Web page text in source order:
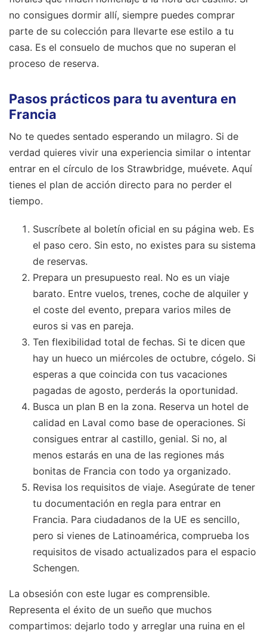
no consigues dormir allí, siempre puedes comprar
parte de su colección para llevarte ese estilo a tu
casa. Es el consuelo de muchos que no superan el
proceso de reserva.
Pasos prácticos para tu aventura en
Francia
No te quedes sentado esperando un milagro. Si de
verdad quieres vivir una experiencia similar o intentar
entrar en el círculo de los Strawbridge, muévete. Aquí
tienes el plan de acción directo para no perder el
tiempo.
Suscríbete al boletín oficial en su página web. Es
el paso cero. Sin esto, no existes para su sistema
de reservas.
Prepara un presupuesto real. No es un viaje
barato. Entre vuelos, trenes, coche de alquiler y
el coste del evento, prepara varios miles de
euros si vas en pareja.
Ten flexibilidad total de fechas. Si te dicen que
hay un hueco un miércoles de octubre, cógelo. Si
esperas a que coincida con tus vacaciones
pagadas de agosto, perderás la oportunidad.
Busca un plan B en la zona. Reserva un hotel de
calidad en Laval como base de operaciones. Si
consigues entrar al castillo, genial. Si no, al
menos estarás en una de las regiones más
bonitas de Francia con todo ya organizado.
Revisa los requisitos de viaje. Asegúrate de tener
tu documentación en regla para entrar en
Francia. Para ciudadanos de la UE es sencillo,
pero si vienes de Latinoamérica, comprueba los
requisitos de visado actualizados para el espacio
Schengen.
La obsesión con este lugar es comprensible.
Representa el éxito de un sueño que muchos
compartimos: dejarlo todo y arreglar una ruina en el